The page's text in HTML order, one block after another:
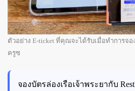
ตัวอย่าง E-ticket ที่คุณจะได้รับเมื่อทำการจอ
ครูซ
จองบัตรล่องเรือเจ้าพระยากับ